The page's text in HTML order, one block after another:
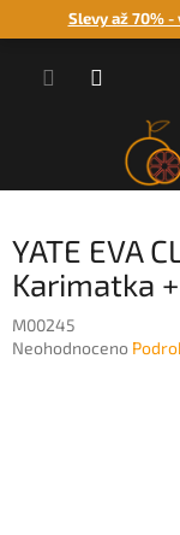
Slevy až 70%
YATE EVA
Karimatka
M00245
Průměrné
Neohodnoceno